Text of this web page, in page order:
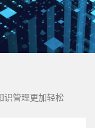
识管理更加轻松